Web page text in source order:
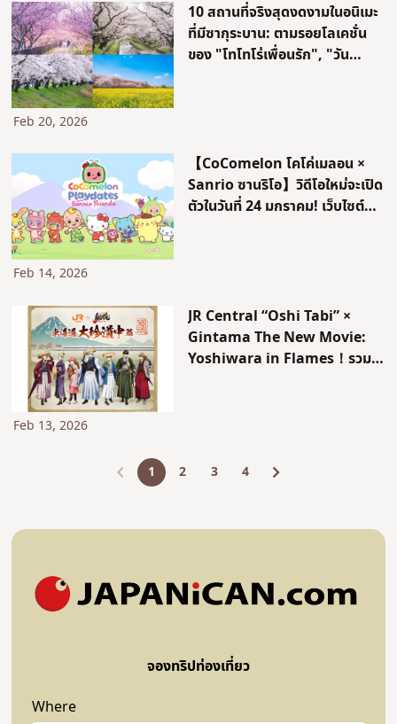
10 สถานที่จริงสุดงดงามในอนิเมะ
ที่มีซากุระบาน: ตามรอยโลเคชั่น
ของ "โทโทโร่เพื่อนรัก", "วัน
Feb 20, 2026
【CoComelon โคโค่เมลอน ×
Sanrio ซานริโอ】วิดีโอใหม่จะเปิด
ตัวในวันที่ 24 มกราคม! เว็บไซต์
Feb 14, 2026
JR Central “Oshi Tabi” ×
Gintama The New Movie:
Yoshiwara in Flames！รวม
Feb 13, 2026
1 2 3 4
จองทริปท่องเที่ยว
Where